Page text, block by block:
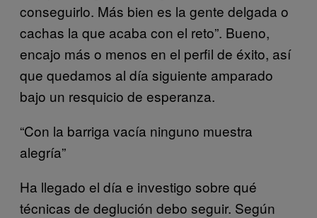
conseguirlo. Más bien es la gente delgada o
cachas la que acaba con el reto”. Bueno,
encajo más o menos en el perfil de éxito, así
que quedamos al día siguiente amparado
bajo un resquicio de esperanza.
“Con la barriga vacía ninguno muestra
alegría”
Ha llegado el día e investigo sobre qué
técnicas de deglución debo seguir. Según